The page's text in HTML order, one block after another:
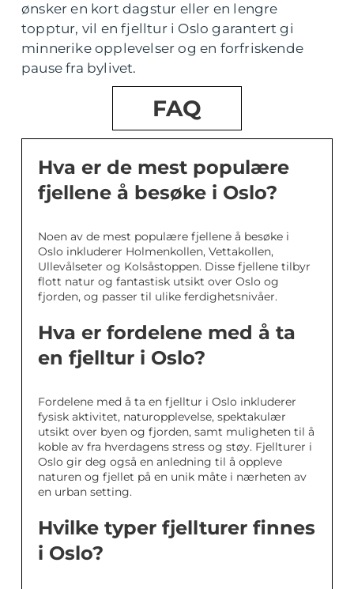
ønsker en kort dagstur eller en lengre
topptur, vil en fjelltur i Oslo garantert gi
minnerike opplevelser og en forfriskende
pause fra bylivet.
FAQ
Hva er de mest populære
fjellene å besøke i Oslo?
Noen av de mest populære fjellene å besøke i
Oslo inkluderer Holmenkollen, Vettakollen,
Ullevålseter og Kolsåstoppen. Disse fjellene tilbyr
flott natur og fantastisk utsikt over Oslo og
fjorden, og passer til ulike ferdighetsnivåer.
Hva er fordelene med å ta
en fjelltur i Oslo?
Fordelene med å ta en fjelltur i Oslo inkluderer
fysisk aktivitet, naturopplevelse, spektakulær
utsikt over byen og fjorden, samt muligheten til å
koble av fra hverdagens stress og støy. Fjellturer i
Oslo gir deg også en anledning til å oppleve
naturen og fjellet på en unik måte i nærheten av
en urban setting.
Hvilke typer fjellturer finnes
i Oslo?